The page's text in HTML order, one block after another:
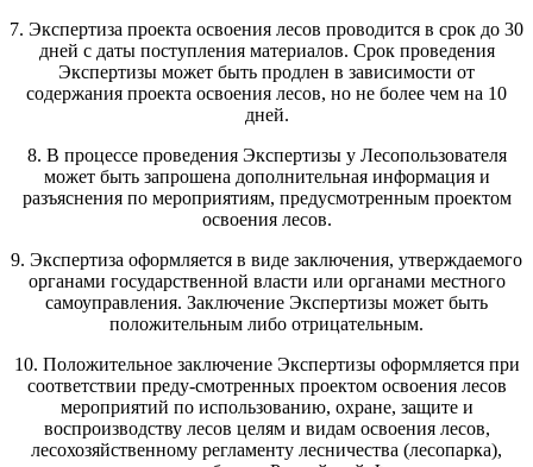
7. Экспертиза проекта освоения лесов проводится в срок до 30
дней с даты поступления материалов. Срок проведения
Экспертизы может быть продлен в зависимости от
содержания проекта освоения лесов, но не более чем на 10
дней.
8. В процессе проведения Экспертизы у Лесопользователя
может быть запрошена дополнительная информация и
разъяснения по мероприятиям, предусмотренным проектом
освоения лесов.
9. Экспертиза оформляется в виде заключения, утверждаемого
органами государственной власти или органами местного
самоуправления. Заключение Экспертизы может быть
положительным либо отрицательным.
10. Положительное заключение Экспертизы оформляется при
соответствии преду-смотренных проектом освоения лесов
мероприятий по использованию, охране, защите и
воспроизводству лесов целям и видам освоения лесов,
лесохозяйственному регламенту лесничества (лесопарка),